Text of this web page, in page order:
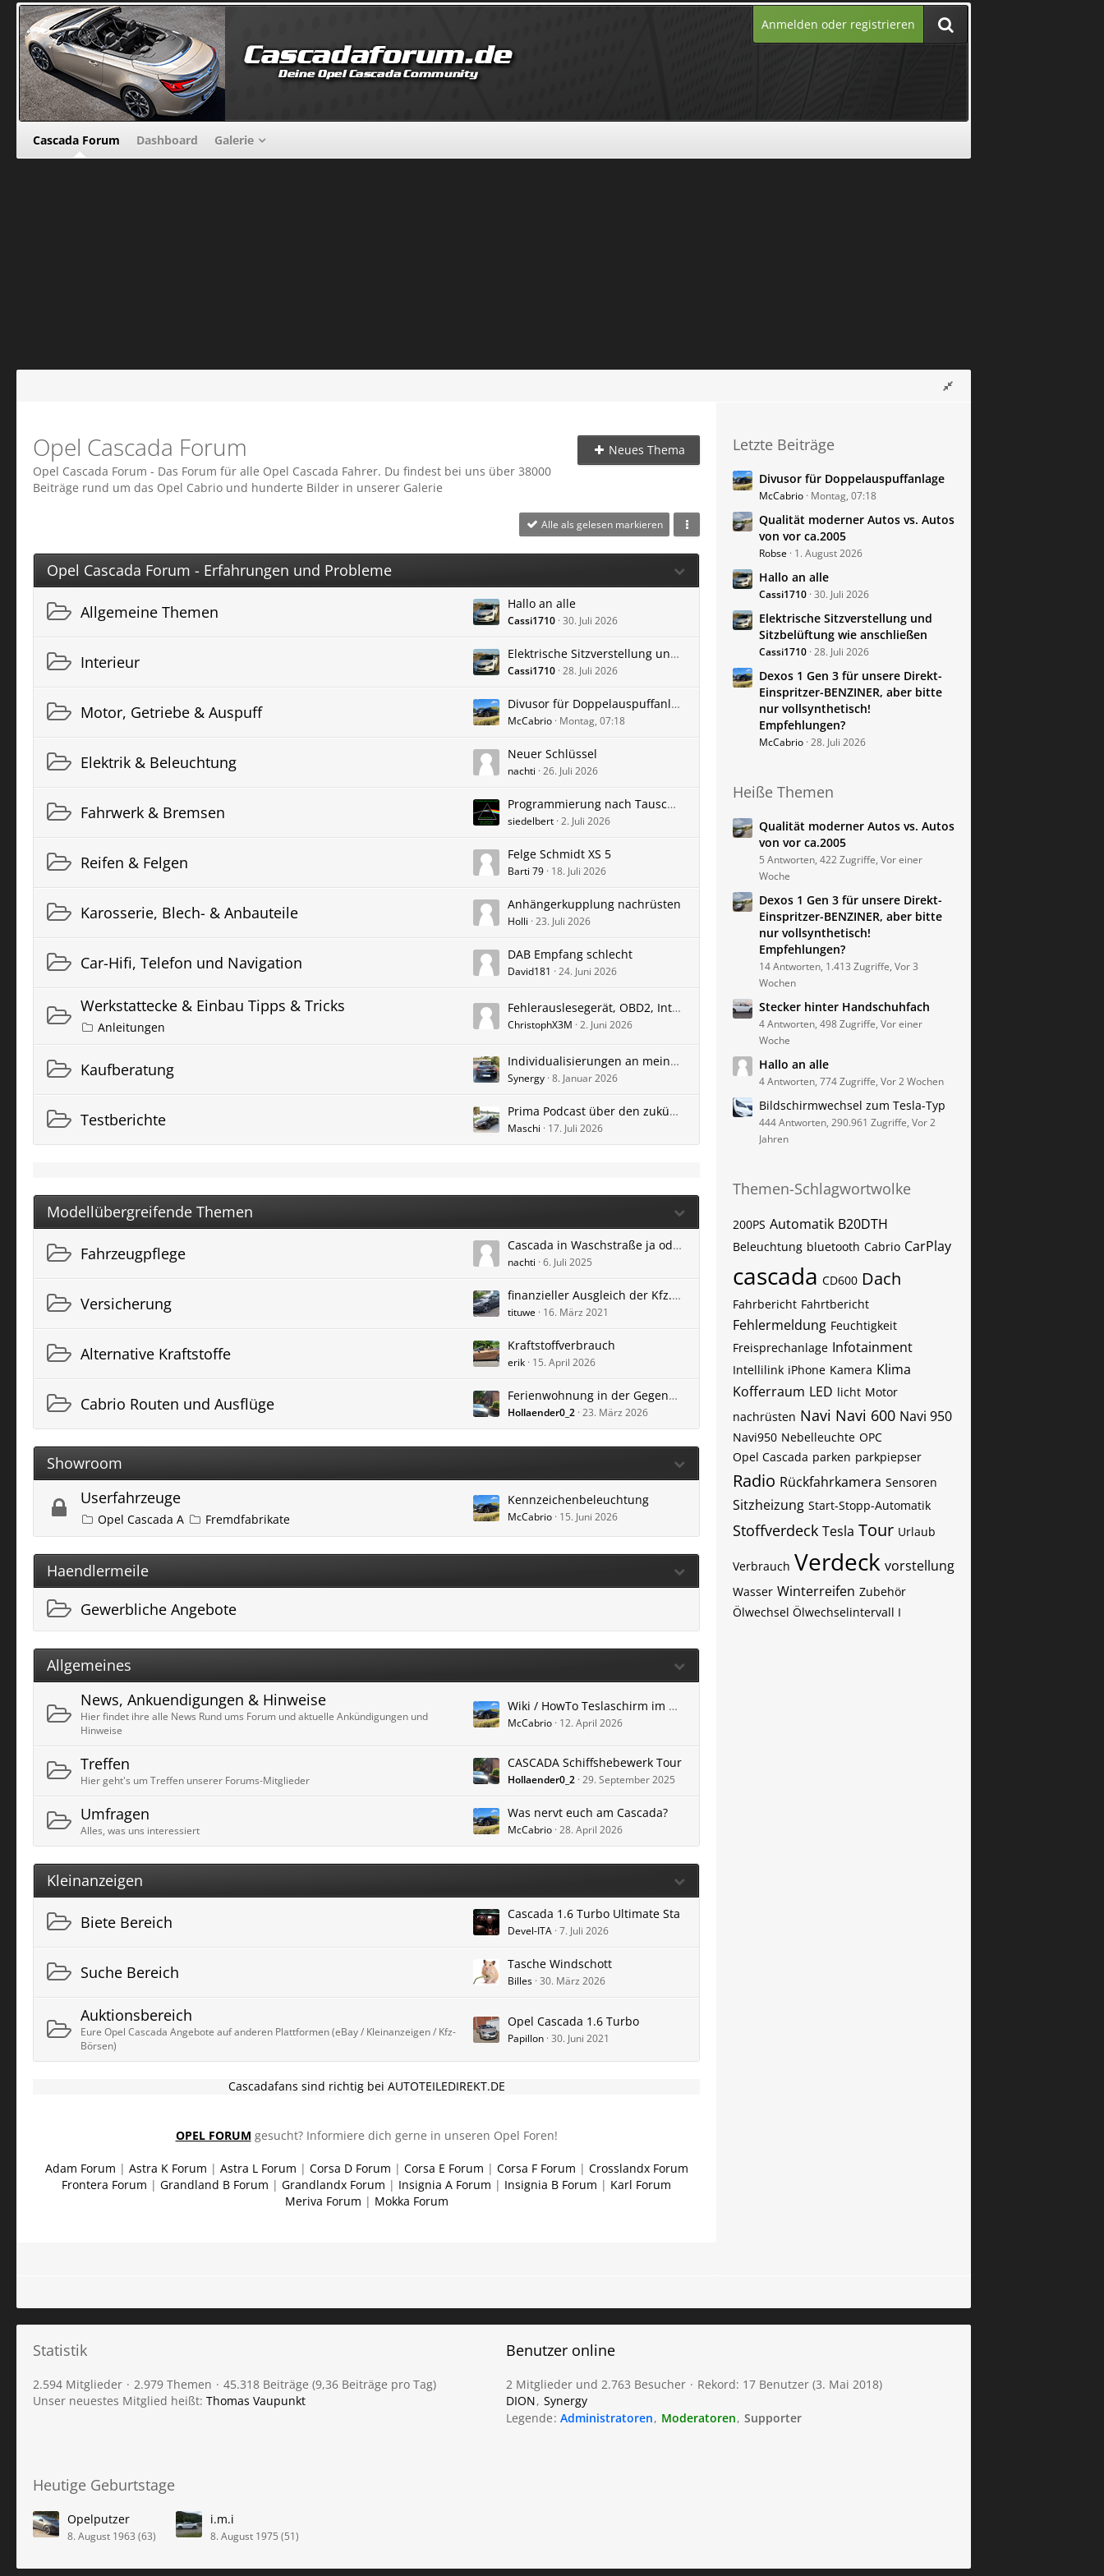
Anmelden oder registrieren
Cascada Forum Dashboard Galerie
Opel Cascada Forum
Opel Cascada Forum - Das Forum für alle Opel Cascada Fahrer. Du findest bei uns über 38000
Beiträge rund um das Opel Cabrio und hunderte Bilder in unserer Galerie
Neues Thema
Alle als gelesen markieren
Opel Cascada Forum - Erfahrungen und Probleme
Allgemeine Themen Hallo an alle
Cassi1710 30. Juli 2026
Interieur Elektrische Sitzverstellung und Sitzbelüftung wie anschließen
Cassi1710 28. Juli 2026
Motor, Getriebe & Auspuff Divusor für Doppelauspuffanlage
McCabrio Montag, 07:18
Elektrik & Beleuchtung Neuer Schlüssel
nachti 26. Juli 2026
Fahrwerk & Bremsen Programmierung nach Tausch des Lenkgetriebes
siedelbert 2. Juli 2026
Reifen & Felgen Felge Schmidt XS 5
Barti 79 18. Juli 2026
Karosserie, Blech- & Anbauteile Anhängerkupplung nachrüsten
Holli 23. Juli 2026
Car-Hifi, Telefon und Navigation DAB Empfang schlecht
David181 24. Juni 2026
Werkstattecke & Einbau Tipps & Tricks
Anleitungen
Fehlerauslesegerät, OBD2, Intervalle zurückstellen.
ChristophX3M 2. Juni 2026
Kaufberatung Individualisierungen an meinem Cascada
Synergy 8. Januar 2026
Testberichte Prima Podcast über den zukünftigen Klassiker
Maschi 17. Juli 2026
Modellübergreifende Themen
Fahrzeugpflege Cascada in Waschstraße ja oder nein
nachti 6. Juli 2025
Versicherung finanzieller Ausgleich der Kfz.-Versicherung
tituwe 16. März 2021
Alternative Kraftstoffe Kraftstoffverbrauch
erik 15. April 2026
Cabrio Routen und Ausflüge Ferienwohnung in der Gegend von Heidelberg
Hollaender0_2 23. März 2026
Showroom
Userfahrzeuge
Opel Cascada A Fremdfabrikate
Kennzeichenbeleuchtung
McCabrio 15. Juni 2026
Haendlermeile
Gewerbliche Angebote
Allgemeines
News, Ankuendigungen & Hinweise
Hier findet ihre alle News Rund ums Forum und aktuelle Ankündigungen und
Hinweise
Wiki / HowTo Teslaschirm im Cascada - Was, womit, wie,...
McCabrio 12. April 2026
Treffen
Hier geht's um Treffen unserer Forums-Mitglieder
CASCADA Schiffshebewerk Tour
Hollaender0_2 29. September 2025
Umfragen
Alles, was uns interessiert
Was nervt euch am Cascada?
McCabrio 28. April 2026
Kleinanzeigen
Biete Bereich Cascada 1.6 Turbo Ultimate Sta
Devel-ITA 7. Juli 2026
Suche Bereich Tasche Windschott
Billes 30. März 2026
Auktionsbereich
Eure Opel Cascada Angebote auf anderen Plattformen (eBay / Kleinanzeigen / Kfz-
Börsen)
Opel Cascada 1.6 Turbo
Papillon 30. Juni 2021
Cascadafans sind richtig bei AUTOTEILEDIREKT.DE
OPEL FORUM gesucht? Informiere dich gerne in unseren Opel Foren!
Adam Forum | Astra K Forum | Astra L Forum | Corsa D Forum | Corsa E Forum | Corsa F Forum | Crosslandx Forum
Frontera Forum | Grandland B Forum | Grandlandx Forum | Insignia A Forum | Insignia B Forum | Karl Forum
Meriva Forum | Mokka Forum
Letzte Beiträge
Divusor für Doppelauspuffanlage
McCabrio Montag, 07:18
Qualität moderner Autos vs. Autos
von vor ca.2005
Robse 1. August 2026
Hallo an alle
Cassi1710 30. Juli 2026
Elektrische Sitzverstellung und
Sitzbelüftung wie anschließen
Cassi1710 28. Juli 2026
Dexos 1 Gen 3 für unsere Direkt-
Einspritzer-BENZINER, aber bitte
nur vollsynthetisch!
Empfehlungen?
McCabrio 28. Juli 2026
Heiße Themen
Qualität moderner Autos vs. Autos
von vor ca.2005
5 Antworten, 422 Zugriffe, Vor einer
Woche
Dexos 1 Gen 3 für unsere Direkt-
Einspritzer-BENZINER, aber bitte
nur vollsynthetisch!
Empfehlungen?
14 Antworten, 1.413 Zugriffe, Vor 3
Wochen
Stecker hinter Handschuhfach
4 Antworten, 498 Zugriffe, Vor einer
Woche
Hallo an alle
4 Antworten, 774 Zugriffe, Vor 2 Wochen
Bildschirmwechsel zum Tesla-Typ
444 Antworten, 290.961 Zugriffe, Vor 2
Jahren
Themen-Schlagwortwolke
200PS Automatik B20DTH
Beleuchtung bluetooth Cabrio CarPlay
cascada CD600 Dach
Fahrbericht Fahrtbericht
Fehlermeldung Feuchtigkeit
Freisprechanlage Infotainment
Intellilink iPhone Kamera Klima
Kofferraum LED licht Motor
nachrüsten Navi Navi 600 Navi 950
Navi950 Nebelleuchte OPC
Opel Cascada parken parkpiepser
Radio Rückfahrkamera Sensoren
Sitzheizung Start-Stopp-Automatik
Stoffverdeck Tesla Tour Urlaub
Verbrauch Verdeck vorstellung
Wasser Winterreifen Zubehör
Ölwechsel Ölwechselintervall I
Statistik
2.594 Mitglieder 2.979 Themen
45.318 Beiträge (9,36 Beiträge pro Tag)
Unser neuestes Mitglied heißt: Thomas Vaupunkt
Benutzer online
2 Mitglieder und 2.763 Besucher Rekord: 17 Benutzer (3. Mai 2018)
DION Synergy
Legende Administratoren Moderatoren Supporter
Heutige Geburtstage
Opelputzer
8. August 1963 (63)
i.m.i
8. August 1975 (51)